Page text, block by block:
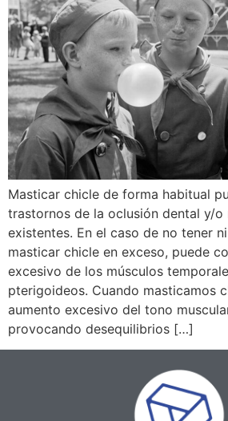
Masticar chicle de forma habitual
trastornos de la oclusión dental y/o
existentes. En el caso de no tener
masticar chicle en exceso, puede
excesivo de los músculos
pterigoideos. Cuando masticamos
aumento excesivo del tono
provocando desequilibrios […]